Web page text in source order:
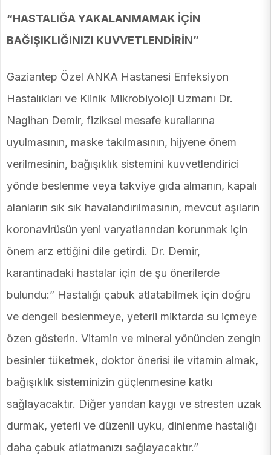
“HASTALIĞA YAKALANMAMAK İÇİN
BAĞIŞIKLIĞINIZI KUVVETLENDİRİN”
Gaziantep Özel ANKA Hastanesi Enfeksiyon
Hastalıkları ve Klinik Mikrobiyoloji Uzmanı Dr.
Nagihan Demir, fiziksel mesafe kurallarına
uyulmasının, maske takılmasının, hijyene önem
verilmesinin, bağışıklık sistemini kuvvetlendirici
yönde beslenme veya takviye gıda almanın, kapalı
alanların sık sık havalandırılmasının, mevcut aşıların
koronavirüsün yeni varyatlarından korunmak için
önem arz ettiğini dile getirdi. Dr. Demir,
karantinadaki hastalar için de şu önerilerde
bulundu:” Hastalığı çabuk atlatabilmek için doğru
ve dengeli beslenmeye, yeterli miktarda su içmeye
özen gösterin. Vitamin ve mineral yönünden zengin
besinler tüketmek, doktor önerisi ile vitamin almak,
bağışıklık sisteminizin güçlenmesine katkı
sağlayacaktır. Diğer yandan kaygı ve stresten uzak
durmak, yeterli ve düzenli uyku, dinlenme hastalığı
daha çabuk atlatmanızı sağlayacaktır.”